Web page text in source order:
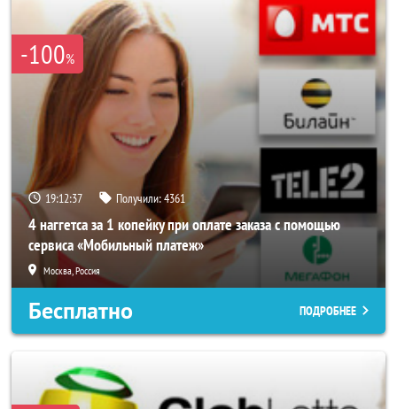
-100%
19:12:33 Получили:4361
4 наггетса за 1 копейку при оплате заказа с помощью
сервиса «Мобильный платеж»
Москва, Россия
Бесплатно ПОДРОБНЕЕ